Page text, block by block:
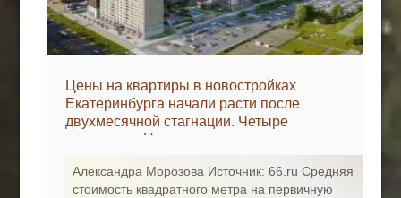
Цены на квартиры в новостройках
Екатеринбурга начали расти после
двухмесячной стагнации. Четыре
причины - «Новости регионов»
Александра Морозова Источник: 66.ru Средняя
стоимость квадратного метра на первичную